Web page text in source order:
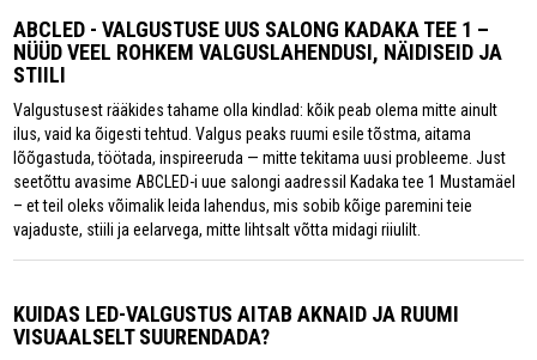
ABCLED - VALGUSTUSE UUS SALONG KADAKA TEE 1 –
NÜÜD VEEL ROHKEM VALGUSLAHENDUSI, NÄIDISEID JA
STIILI
Valgustusest rääkides tahame olla kindlad: kõik peab olema mitte ainult
ilus, vaid ka õigesti tehtud. Valgus peaks ruumi esile tõstma, aitama
lõõgastuda, töötada, inspireeruda — mitte tekitama uusi probleeme. Just
seetõttu avasime ABCLED-i uue salongi aadressil Kadaka tee 1 Mustamäel
– et teil oleks võimalik leida lahendus, mis sobib kõige paremini teie
vajaduste, stiili ja eelarvega, mitte lihtsalt võtta midagi riiulilt.
KUIDAS LED-VALGUSTUS AITAB AKNAID JA RUUMI
VISUAALSELT SUURENDADA?